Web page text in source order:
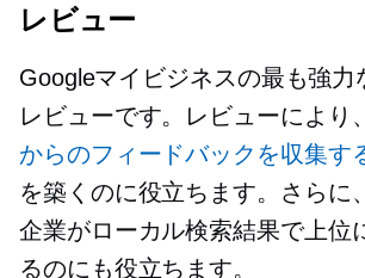
レビュー
Googleマイビジネスの最も強力
レビューです。レビューにより
からのフィードバックを収集す
を築くのに役立ちます。さらに
企業がローカル検索結果で上位
るのにも役立ちます。